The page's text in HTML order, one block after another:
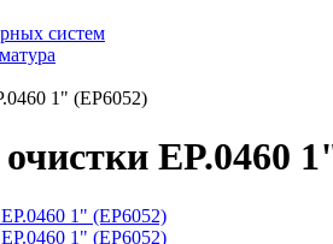
систем
1" (EP6052)
EP.0460